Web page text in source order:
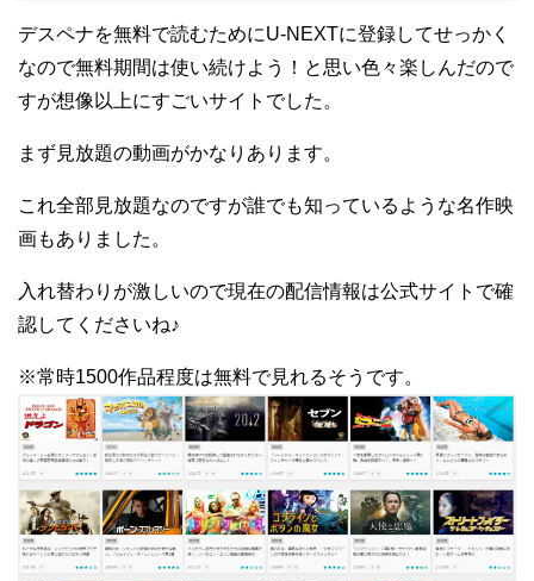
デスペナを無料で読むためにU-NEXTに登録してせっかく
なので無料期間は使い続けよう！と思い色々楽しんだので
すが想像以上にすごいサイトでした。
まず見放題の動画がかなりあります。
これ全部見放題なのですが誰でも知っているような名作映
画もありました。
入れ替わりが激しいので現在の配信情報は公式サイトで確
認してくださいね♪
※常時1500作品程度は無料で見れるそうです。